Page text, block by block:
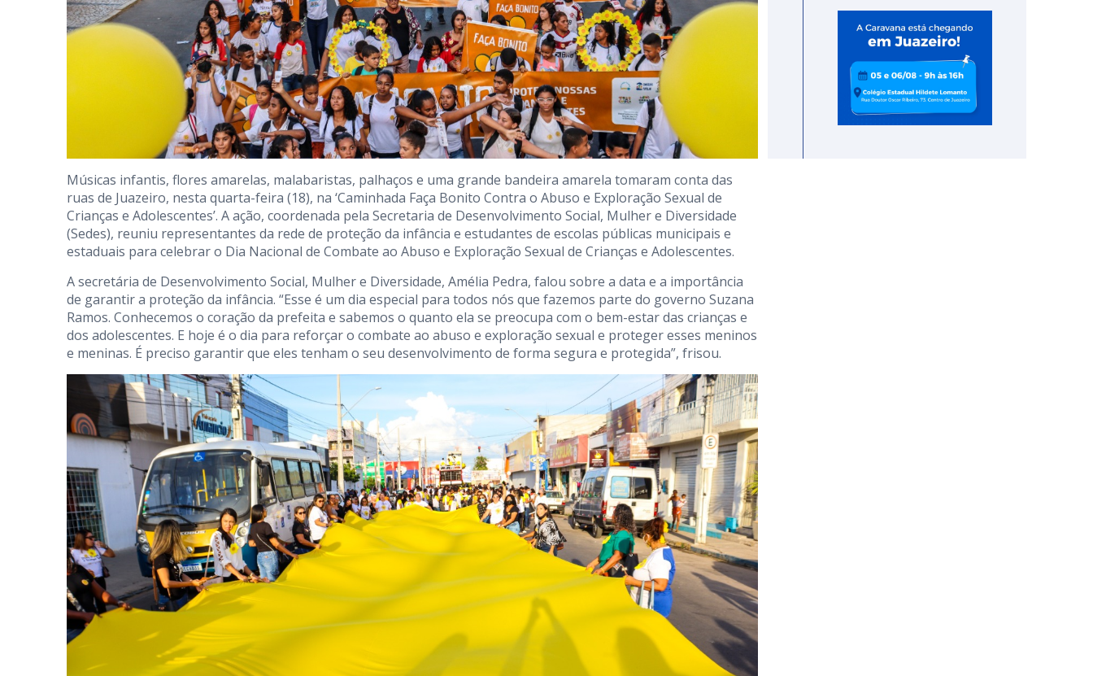
Músicas infantis, flores amarelas, malabaristas, palhaços e uma grande bandeira amarela tomaram conta das
ruas de Juazeiro, nesta quarta-feira (18), na ‘Caminhada Faça Bonito Contra o Abuso e Exploração Sexual de
Crianças e Adolescentes’. A ação, coordenada pela Secretaria de Desenvolvimento Social, Mulher e Diversidade
(Sedes), reuniu representantes da rede de proteção da infância e estudantes de escolas públicas municipais e
estaduais para celebrar o Dia Nacional de Combate ao Abuso e Exploração Sexual de Crianças e Adolescentes.
A secretária de Desenvolvimento Social, Mulher e Diversidade, Amélia Pedra, falou sobre a data e a importância
de garantir a proteção da infância. “Esse é um dia especial para todos nós que fazemos parte do governo Suzana
Ramos. Conhecemos o coração da prefeita e sabemos o quanto ela se preocupa com o bem-estar das crianças e
dos adolescentes. E hoje é o dia para reforçar o combate ao abuso e exploração sexual e proteger esses meninos
e meninas. É preciso garantir que eles tenham o seu desenvolvimento de forma segura e protegida”, frisou.